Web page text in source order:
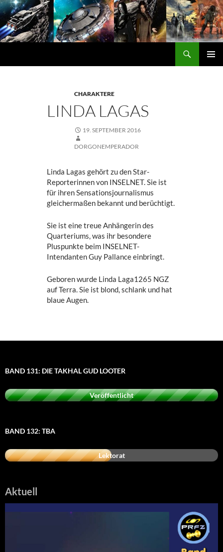
Zum
Inhalt
springen
CHARAKTERE
LINDA LAGAS
19. SEPTEMBER 2016
DORGONEMPERADOR
Linda Lagas gehört zu den Star-
Reporterinnen von INSELNET. Sie ist
für ihren Sensationsjournalismus
gleichermaßen bekannt und berüchtigt.
Sie ist eine treue Anhängerin des
Quarteriums, was ihr besondere
Pluspunkte beim INSELNET-
Intendanten Guy Pallance einbringt.
Geboren wurde Linda Laga1265 NGZ
auf Terra. Sie ist blond, schlank und hat
blaue Augen.
BAND 131: DIE TAKHAL GUD LOOTER
Veröffentlicht
BAND 132: TBA
Lektorat
Aktuell